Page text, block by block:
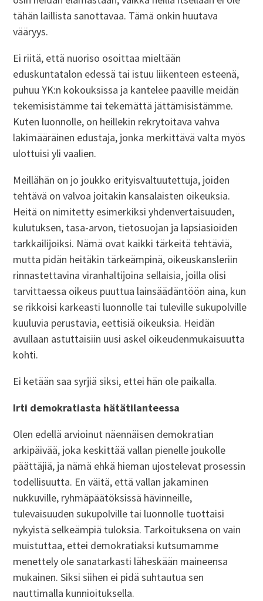
tähän laillista sanottavaa. Tämä onkin huutava
vääryys.
Ei riitä, että nuoriso osoittaa mieltään
eduskuntatalon edessä tai istuu liikenteen esteenä,
puhuu YK:n kokouksissa ja kantelee paaville meidän
tekemisistämme tai tekemättä jättämisistämme.
Kuten luonnolle, on heillekin rekrytoitava vahva
lakimääräinen edustaja, jonka merkittävä valta myös
ulottuisi yli vaalien.
Meillähän on jo joukko erityisvaltuutettuja, joiden
tehtävä on valvoa joitakin kansalaisten oikeuksia.
Heitä on nimitetty esimerkiksi yhdenvertaisuuden,
kulutuksen, tasa-arvon, tietosuojan ja lapsiasioiden
tarkkailijoiksi. Nämä ovat kaikki tärkeitä tehtäviä,
mutta pidän heitäkin tärkeämpinä, oikeuskansleriin
rinnastettavina viranhaltijoina sellaisia, joilla olisi
tarvittaessa oikeus puuttua lainsäädäntöön aina, kun
se rikkoisi karkeasti luonnolle tai tuleville sukupolville
kuuluvia perustavia, eettisiä oikeuksia. Heidän
avullaan astuttaisiin uusi askel oikeudenmukaisuutta
kohti.
Ei ketään saa syrjiä siksi, ettei hän ole paikalla.
Irti demokratiasta hätätilanteessa
Olen edellä arvioinut näennäisen demokratian
arkipäivää, joka keskittää vallan pienelle joukolle
päättäjiä, ja nämä ehkä hieman ujostelevat prosessin
todellisuutta. En väitä, että vallan jakaminen
nukkuville, ryhmäpäätöksissä hävinneille,
tulevaisuuden sukupolville tai luonnolle tuottaisi
nykyistä selkeämpiä tuloksia. Tarkoituksena on vain
muistuttaa, ettei demokratiaksi kutsumamme
menettely ole sanatarkasti läheskään maineensa
mukainen. Siksi siihen ei pidä suhtautua sen
nauttimalla kunnioituksella.